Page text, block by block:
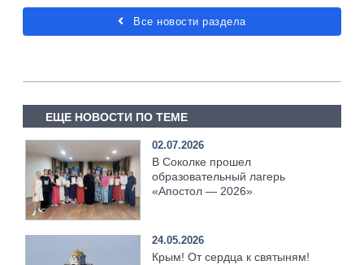
Все новости раздела
ЕЩЕ НОВОСТИ ПО ТЕМЕ
02.07.2026
В Соколке прошел
образовательный лагерь
«Апостол — 2026»
24.05.2026
Крым! От сердца к святыням!